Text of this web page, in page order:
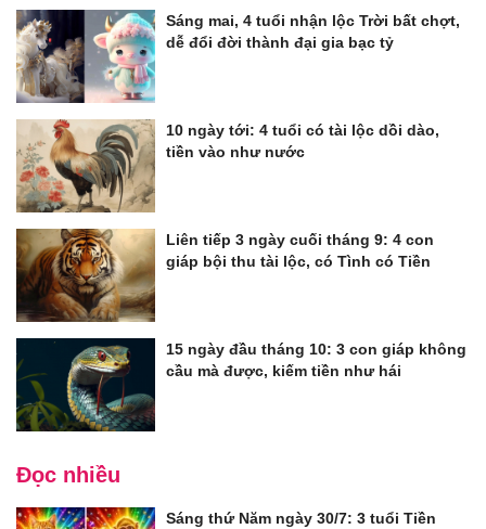
Sáng mai, 4 tuổi nhận lộc Trời bất chợt,
dễ đổi đời thành đại gia bạc tỷ
10 ngày tới: 4 tuổi có tài lộc dồi dào,
tiền vào như nước
Liên tiếp 3 ngày cuối tháng 9: 4 con
giáp bội thu tài lộc, có Tình có Tiền
15 ngày đầu tháng 10: 3 con giáp không
cầu mà được, kiếm tiền như hái
Đọc nhiều
Sáng thứ Năm ngày 30/7: 3 tuổi Tiền